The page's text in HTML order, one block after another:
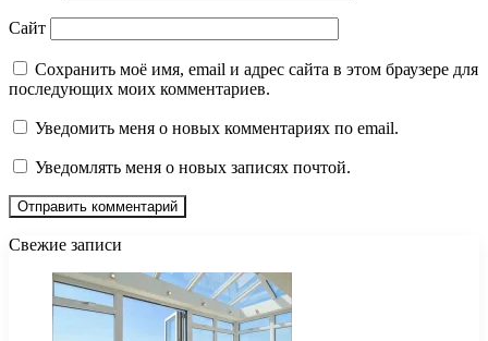
Сайт
Сохранить моё имя, email и адрес сайта в этом браузере для
последующих моих комментариев.
Уведомить меня о новых комментариях по email.
Уведомлять меня о новых записях почтой.
Свежие записи